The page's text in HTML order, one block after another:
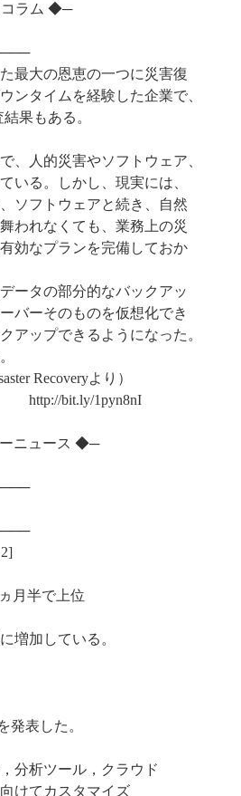
ラム ◆─
最大の恩恵の一つに災害復
ンタイムを経験した企業で、
果もある。
、人的災害やソフトウェア、
いる。しかし、現実には、
ソフトウェアと続き、自然
われなくても、業務上の災
効なプランを完備しておか
ータの部分的なバックアッ
バーそのものを仮想化でき
アップできるようになった。
Recoveryより）
ニュース ◆─
月半で上位
増加している。
発表した。
分析ツール，クラウド
けてカスタマイズ